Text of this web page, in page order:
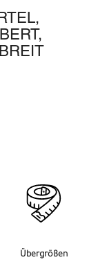
Übergrößen